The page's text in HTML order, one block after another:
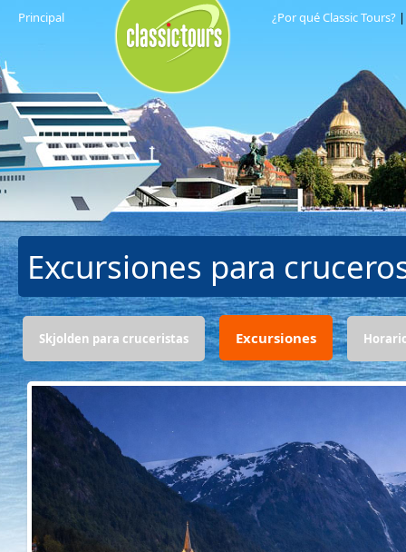
Principal ¿Por qué Classic Tours?
Excursiones para
Skjolden para cruceristas Excursiones